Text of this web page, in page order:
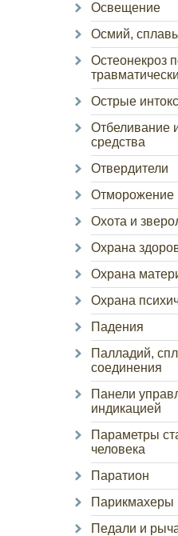
Освещение
Осмий,
Остеонекроз
Острые
Отбеливание
средства
Отвердители
Отморожение
Охота и
Охрана
Охрана
Охрана
Падения
Палладий,
соединения
Панели
индикацией
Параметры
человека
Паратион
Парикмахеры
Педали и